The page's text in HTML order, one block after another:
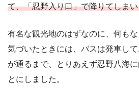
て、「忍野入り口」で降りてしま
有名な観光地のはずなのに、何も
気づいたときには、バスは発車し
が通るまで、とりあえず忍野八海
とにしました。